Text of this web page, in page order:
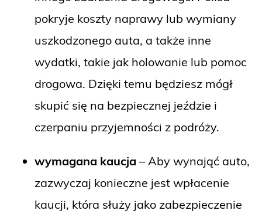
pokryje koszty naprawy lub wymiany
uszkodzonego auta, a także inne
wydatki, takie jak holowanie lub pomoc
drogowa. Dzięki temu będziesz mógł
skupić się na bezpiecznej jeździe i
czerpaniu przyjemności z podróży.
wymagana kaucja – Aby wynająć auto,
zazwyczaj konieczne jest wpłacenie
kaucji, która służy jako zabezpieczenie